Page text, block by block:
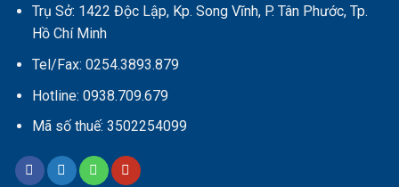
Trụ Sở: 1422 Độc Lập, Kp. Song Vĩnh, P. Tân Phước, Tp.
Hồ Chí Minh
Tel/Fax: 0254.3893.879
Hotline: 0938.709.679
Mã số thuế: 3502254099